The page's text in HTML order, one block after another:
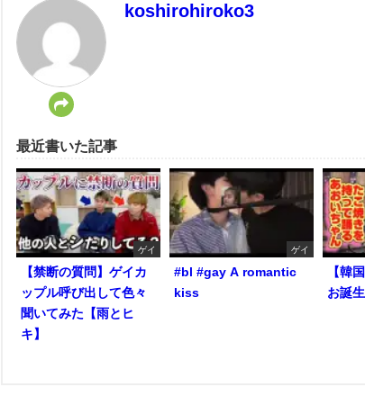
koshirohiroko3
最近書いた記事
ゲイ
【禁断の質問】ゲイカ
ップル呼び出して色々
聞いてみた【雨とヒ
キ】
ゲイ
#bl #gay A romantic
kiss
【韓
お誕